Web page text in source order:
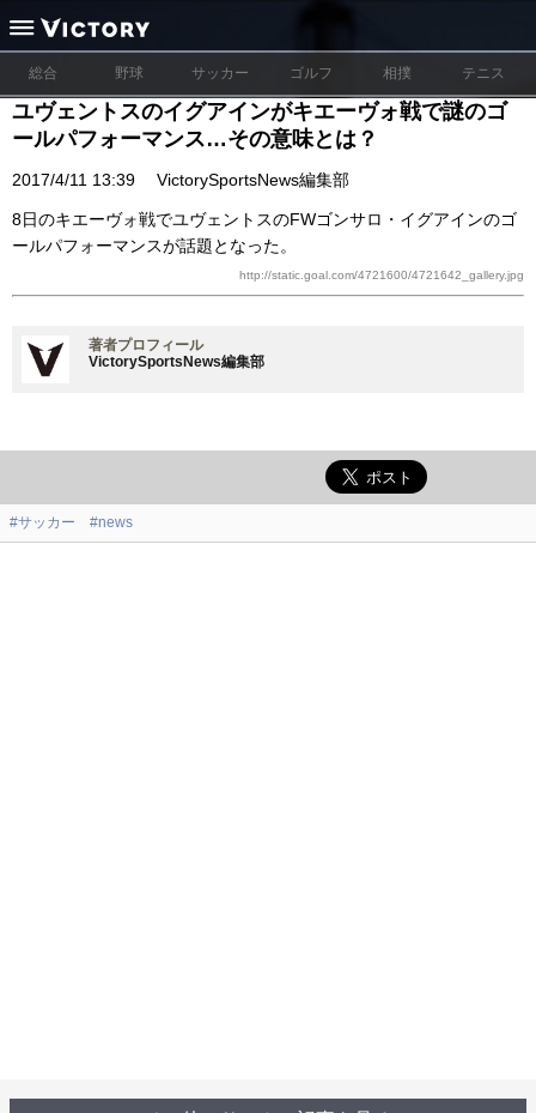
総合 野球 サッカー ゴルフ 相撲 テニス
ユヴェントスのイグアインがキエーヴォ戦で謎のゴ
ールパフォーマンス…その意味とは？
2017/4/11 13:39 VictorySportsNews編集部
8日のキエーヴォ戦でユヴェントスのFWゴンサロ・イグアインのゴ
ールパフォーマンスが話題となった。
http://static.goal.com/4721600/4721642_gallery.jpg
著者プロフィール
VictorySportsNews編集部
#サッカー #news